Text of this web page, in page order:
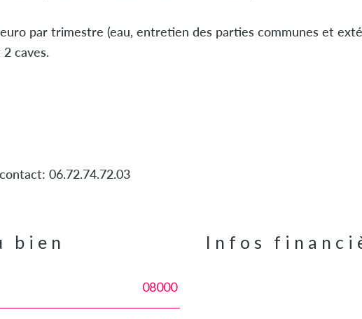
par trimestre (eau, entretien des parties communes et
caves.
06.72.74.72.03
bien
08000
Infos